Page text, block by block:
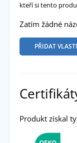
kteří si tento
Zatím žádné
PŘIDAT
Produkt získal